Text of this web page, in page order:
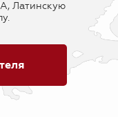
Латинскую